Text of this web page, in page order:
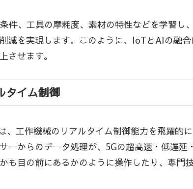
、工具の摩耗度、素材の特性などを学習し
減を実現します。このように、IoTとAIの融
させます。
タイム制御
工作機械のリアルタイム制御能力を飛躍的
からのデータ処理が、5Gの超高速・低遅
目の前にあるかのように操作したり、専門